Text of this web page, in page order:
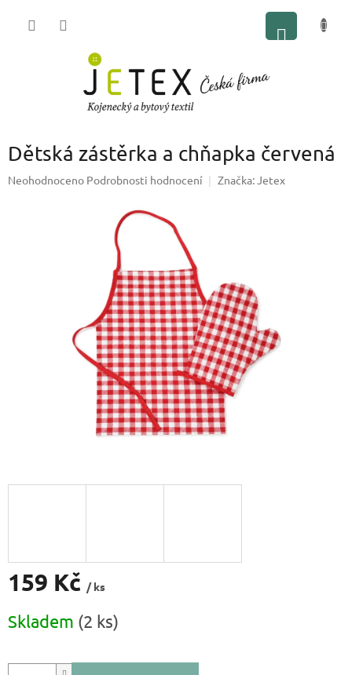
Dětská zástěrka a chňapka červená
Průměrné
Neohodnoceno Podrobnosti hodnocení Značka:Jetex
159 Kč / ks
cena:
Skladem (2 ks)